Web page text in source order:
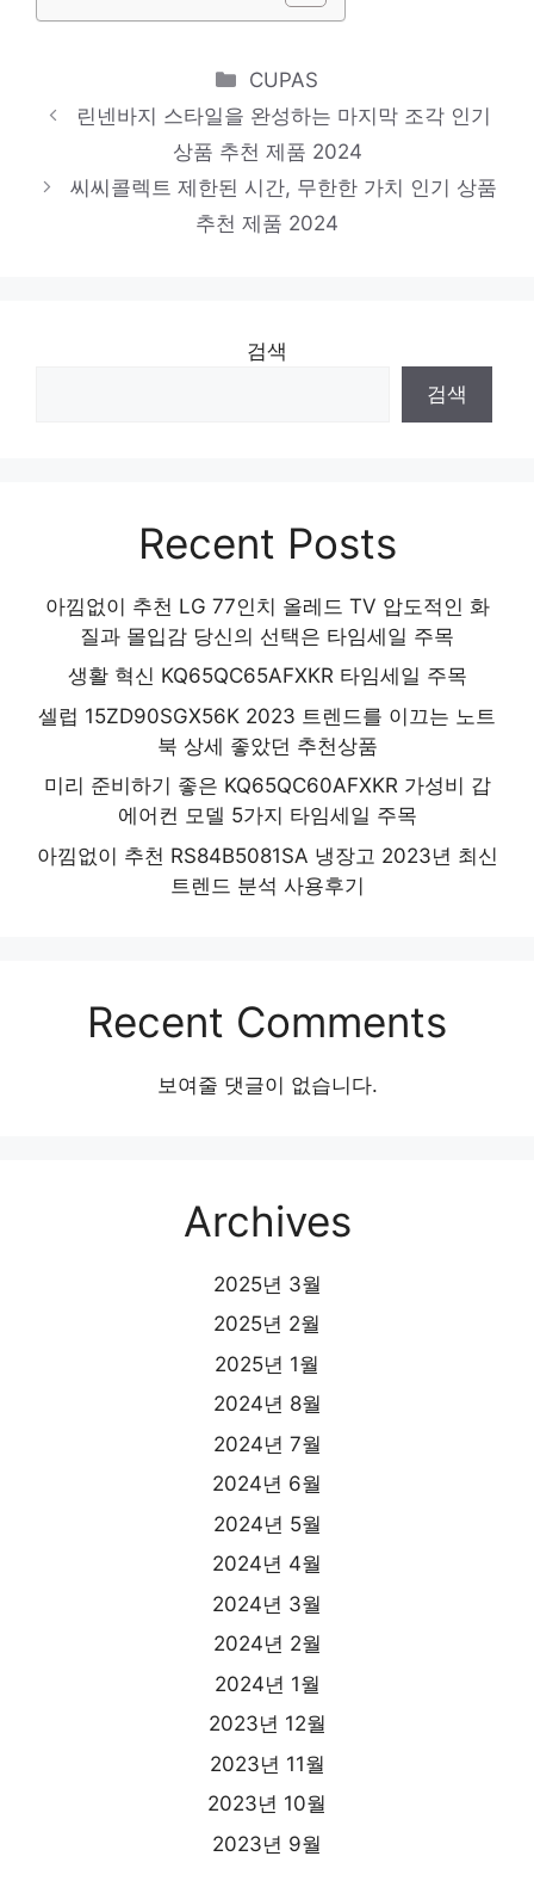
새틴스커트
지금이 아니면 못 사요! 인기 상품 추천 제품
2024
이세이미야케
마음이 움직이는 디자인 아이템 인기 상품 추
천 제품 2024
Categories
CUPAS
린넨바지 스타일을 완성하는 마지막 조각 인기
상품 추천 제품 2024
씨씨콜렉트 제한된 시간, 무한한 가치 인기 상품
추천 제품 2024
검색
검색
Recent Posts
아낌없이 추천 LG 77인치 올레드 TV 압도적인 화
질과 몰입감 당신의 선택은 타임세일 주목
생활 혁신 KQ65QC65AFXKR 타임세일 주목
셀럽 15ZD90SGX56K 2023 트렌드를 이끄는 노트
북 상세 좋았던 추천상품
미리 준비하기 좋은 KQ65QC60AFXKR 가성비 갑
에어컨 모델 5가지 타임세일 주목
아낌없이 추천 RS84B5081SA 냉장고 2023년 최신
트렌드 분석 사용후기
Recent Comments
보여줄 댓글이 없습니다.
Archives
2025년 3월
2025년 2월
2025년 1월
2024년 8월
2024년 7월
2024년 6월
2024년 5월
2024년 4월
2024년 3월
2024년 2월
2024년 1월
2023년 12월
2023년 11월
2023년 10월
2023년 9월